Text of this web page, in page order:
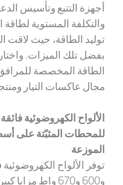
أجهزة التتبع وتأسيس
والتكلفة المستوية
توليد الطاقة، حيث لاقت
بفضل تلك الميزات.
مجال عاكسات التيار
الألواح الكهروضوئية
للمحطات المثبّتة على
الموزعة
و600 و670 واط